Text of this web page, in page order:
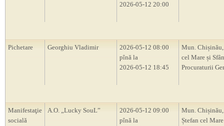
2026-05-12 20:00
Pichetare Georghiu Vladimir
2026-05-12 08:00
pînă la
2026-05-12 18:45
Mun.
cel Mare și
Procuraturii
Manifestaţie
socială
A.O. „Lucky SouL”
2026-05-12 09:00
pînă la
Mun.
Ștefan cel